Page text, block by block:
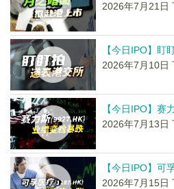
2026年7月21日
【今日IPO】盯
2026年7月10日
【今日IPO】赛
2026年7月13日
【今日IPO】可
2026年7月15日